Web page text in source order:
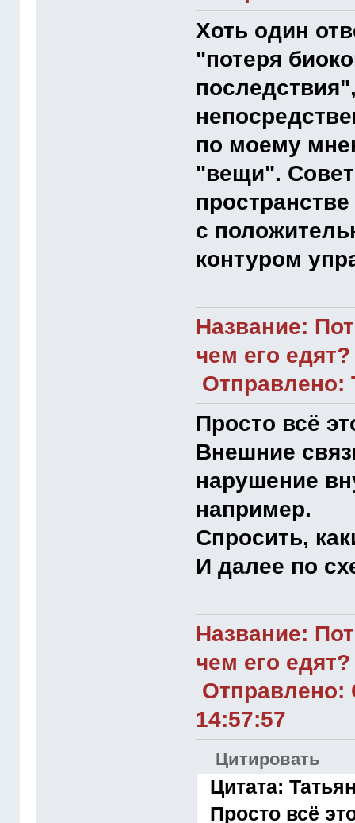
Хоть один
"потеря
по моему
"вещи".
с
контуром
Название:
чем его едят?
Отправлено:
Просто всё
Внешние
нарушение
например.
Спросить,
И далее по
Название:
чем его едят?
Отправлено:
14:57:57
Цитировать
Цитата:
Просто всё